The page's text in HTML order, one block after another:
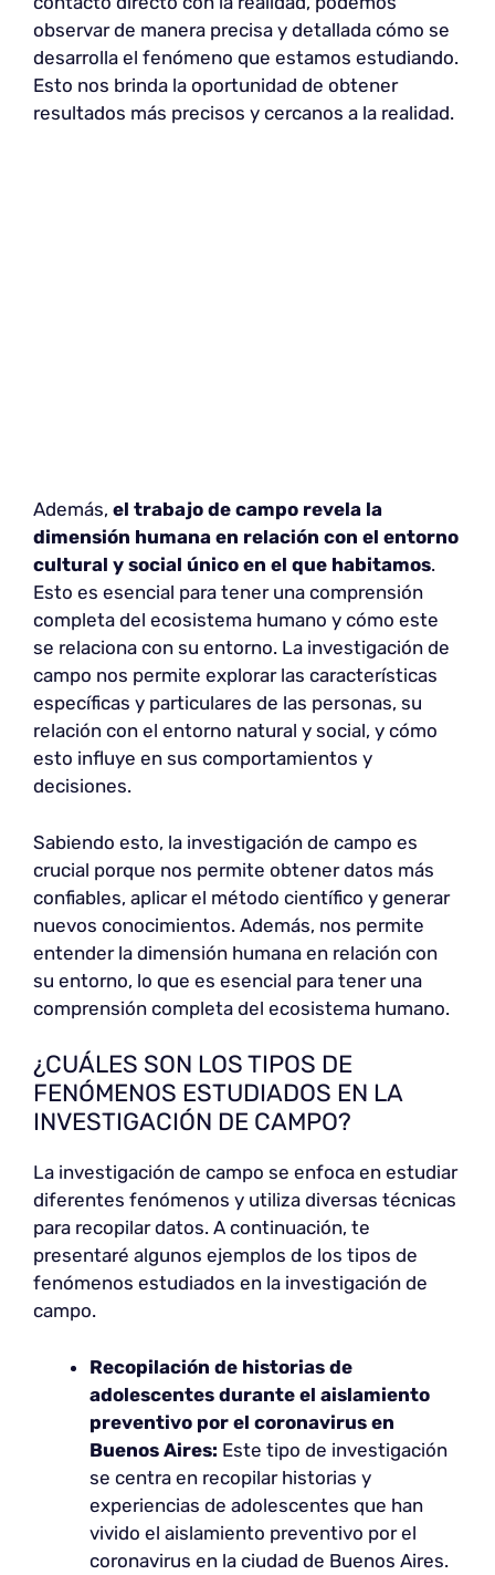
observar de manera precisa y detallada cómo se
desarrolla el fenómeno que estamos estudiando.
Esto nos brinda la oportunidad de obtener
resultados más precisos y cercanos a la realidad.
Además, el trabajo de campo revela la
dimensión humana en relación con el entorno
cultural y social único en el que habitamos.
Esto es esencial para tener una comprensión
completa del ecosistema humano y cómo este
se relaciona con su entorno. La investigación de
campo nos permite explorar las características
específicas y particulares de las personas, su
relación con el entorno natural y social, y cómo
esto influye en sus comportamientos y
decisiones.
Sabiendo esto, la investigación de campo es
crucial porque nos permite obtener datos más
confiables, aplicar el método científico y generar
nuevos conocimientos. Además, nos permite
entender la dimensión humana en relación con
su entorno, lo que es esencial para tener una
comprensión completa del ecosistema humano.
¿CUÁLES SON LOS TIPOS DE
FENÓMENOS ESTUDIADOS EN LA
INVESTIGACIÓN DE CAMPO?
La investigación de campo se enfoca en estudiar
diferentes fenómenos y utiliza diversas técnicas
para recopilar datos. A continuación, te
presentaré algunos ejemplos de los tipos de
fenómenos estudiados en la investigación de
campo.
Recopilación de historias de
adolescentes durante el aislamiento
preventivo por el coronavirus en
Buenos Aires: Este tipo de investigación
se centra en recopilar historias y
experiencias de adolescentes que han
vivido el aislamiento preventivo por el
coronavirus en la ciudad de Buenos Aires.